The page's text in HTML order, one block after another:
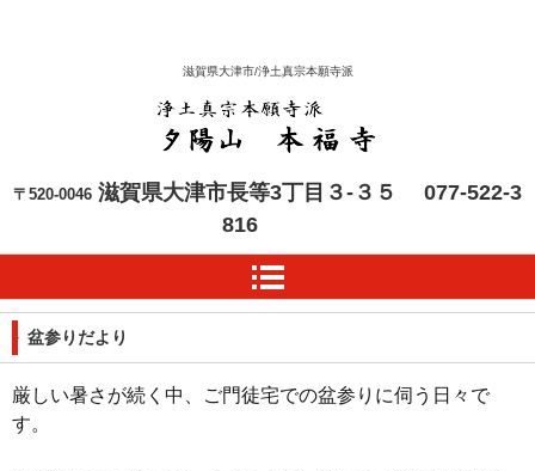
本福寺 浄土真宗本願寺
滋賀県大津市/浄土真宗本願寺派
〒520-0046 滋賀県大津市長等3丁目３-３５
077-522-3
816
盆参りだより
厳しい暑さが続く中、ご門徒宅での盆参りに伺う日々で
す。